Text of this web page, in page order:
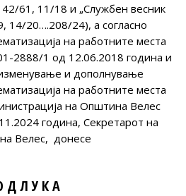
61, 11/18 и „Службен весник
14/20….208/24), а согласно
на работните места
2888/1 од 12.06.2018 година и
и дополнување
на работните места
на Општина Велес
година, Секретарот на
Велес, донесе
Д Л У К А